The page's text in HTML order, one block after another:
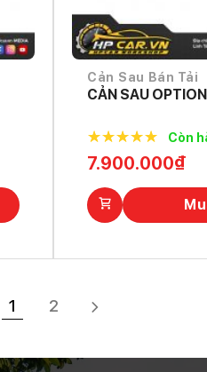
Cản Sau Bán Tải
CẢN SAU
7.900.000₫
5.0out of
5
Còn
1 2